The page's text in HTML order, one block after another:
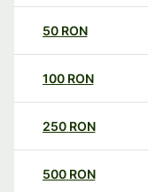
50 RON
100 RON
250 RON
500 RON